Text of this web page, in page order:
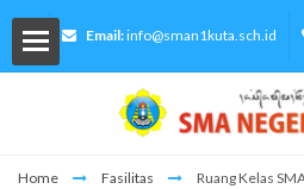
Email:info@sman1kuta.sch.id
Home Fasilitas Ruang Kelas